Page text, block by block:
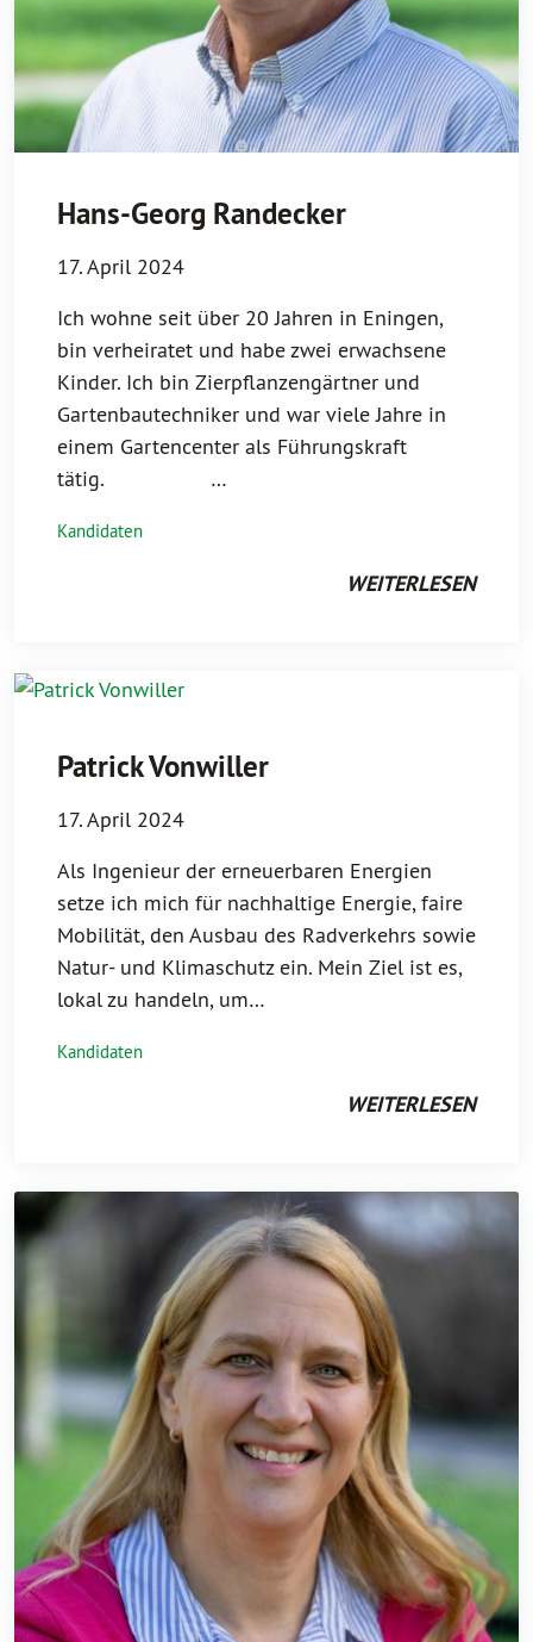
Hans-Georg Randecker
17. April 2024
Ich wohne seit über 20 Jahren in Eningen,
bin verheiratet und habe zwei erwachsene
Kinder. Ich bin Zierpflanzengärtner und
Gartenbautechniker und war viele Jahre in
einem Gartencenter als Führungskraft
tätig. …
Kandidaten
WEITERLESEN
Patrick Vonwiller
17. April 2024
Als Ingenieur der erneuerbaren Energien
setze ich mich für nachhaltige Energie, faire
Mobilität, den Ausbau des Radverkehrs sowie
Natur- und Klimaschutz ein. Mein Ziel ist es,
lokal zu handeln, um…
Kandidaten
WEITERLESEN